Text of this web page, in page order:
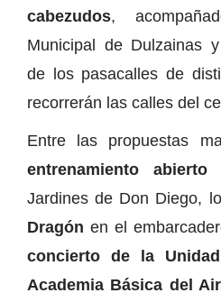
cabezudos,
Municipal de Dulzainas
de los pasacalles de
recorrerán las calles del
Entre las propuestas
entrenamiento
Jardines de Don Diego,
Dragón en el
concierto de la
Academia Básica del